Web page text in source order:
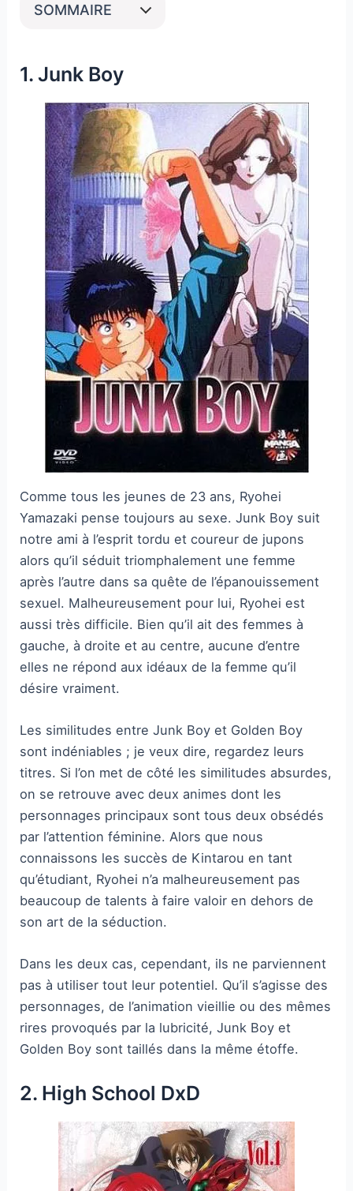
SOMMAIRE
1. Junk Boy
Comme tous les jeunes de 23 ans, Ryohei
Yamazaki pense toujours au sexe. Junk Boy suit
notre ami à l’esprit tordu et coureur de jupons
alors qu’il séduit triomphalement une femme
après l’autre dans sa quête de l’épanouissement
sexuel. Malheureusement pour lui, Ryohei est
aussi très difficile. Bien qu’il ait des femmes à
gauche, à droite et au centre, aucune d’entre
elles ne répond aux idéaux de la femme qu’il
désire vraiment.
Les similitudes entre Junk Boy et Golden Boy
sont indéniables ; je veux dire, regardez leurs
titres. Si l’on met de côté les similitudes absurdes,
on se retrouve avec deux animes dont les
personnages principaux sont tous deux obsédés
par l’attention féminine. Alors que nous
connaissons les succès de Kintarou en tant
qu’étudiant, Ryohei n’a malheureusement pas
beaucoup de talents à faire valoir en dehors de
son art de la séduction.
Dans les deux cas, cependant, ils ne parviennent
pas à utiliser tout leur potentiel. Qu’il s’agisse des
personnages, de l’animation vieillie ou des mêmes
rires provoqués par la lubricité, Junk Boy et
Golden Boy sont taillés dans la même étoffe.
2. High School DxD